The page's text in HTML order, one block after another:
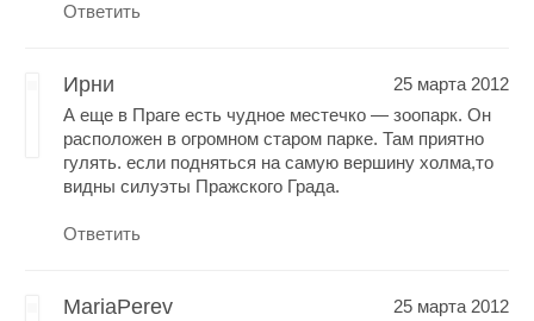
Ответить
Ирни
25 марта 2012
А еще в Праге есть чудное местечко — зоопарк. Он
расположен в огромном старом парке. Там приятно
гулять. если подняться на самую вершину холма,то
видны силуэты Пражского Града.
Ответить
MariaPerev
25 марта 2012